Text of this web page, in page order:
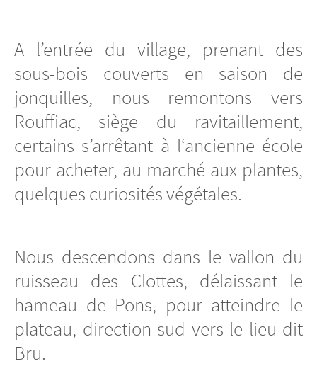
A l’entrée du village, prenant des
sous-bois couverts en saison de
jonquilles, nous remontons vers
Rouffiac, siège du ravitaillement,
certains s’arrêtant à l‘ancienne école
pour acheter, au marché aux plantes,
quelques curiosités végétales.
Nous descendons dans le vallon du
ruisseau des Clottes, délaissant le
hameau de Pons, pour atteindre le
plateau, direction sud vers le lieu-dit
Bru.